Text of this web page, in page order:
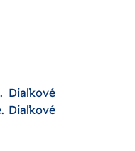
Diaľkové
Diaľkové